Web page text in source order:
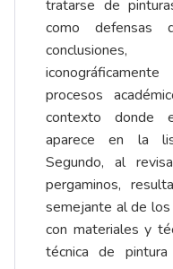
tratarse de
como
procesos
contexto donde
aparece en la
Segundo, al
pergaminos,
semejante al de
con materiales y
técnica de